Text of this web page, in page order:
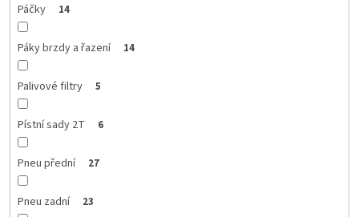
Páčky 14
Páky brzdy a řazení 14
Palivové filtry 5
Pístní sady 2T 6
Pneu přední 27
Pneu zadní 23